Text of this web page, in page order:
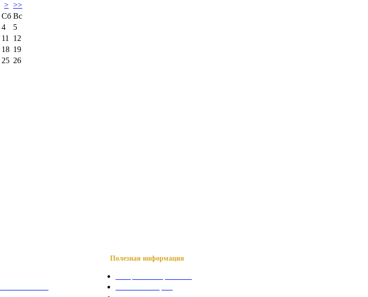
> >>
Сб Вс
4
5
11
12
18 19
25 26
Полезная информация